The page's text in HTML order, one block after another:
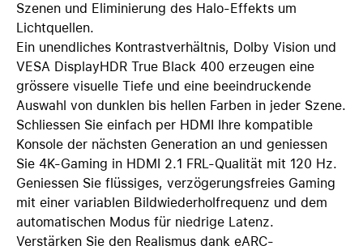
Szenen und Eliminierung des Halo-Effekts um
Lichtquellen.
Ein unendliches Kontrastverhältnis, Dolby Vision und
VESA DisplayHDR True Black 400 erzeugen eine
grössere visuelle Tiefe und eine beeindruckende
Auswahl von dunklen bis hellen Farben in jeder Szene.
Schliessen Sie einfach per HDMI Ihre kompatible
Konsole der nächsten Generation an und geniessen
Sie 4K-Gaming in HDMI 2.1 FRL-Qualität mit 120 Hz.
Geniessen Sie flüssiges, verzögerungsfreies Gaming
mit einer variablen Bildwiederholfrequenz und dem
automatischen Modus für niedrige Latenz.
Verstärken Sie den Realismus dank eARC-